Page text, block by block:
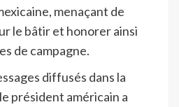
menaçant de
le bâtir et honorer ainsi
de campagne.
diffusés dans la
président américain a